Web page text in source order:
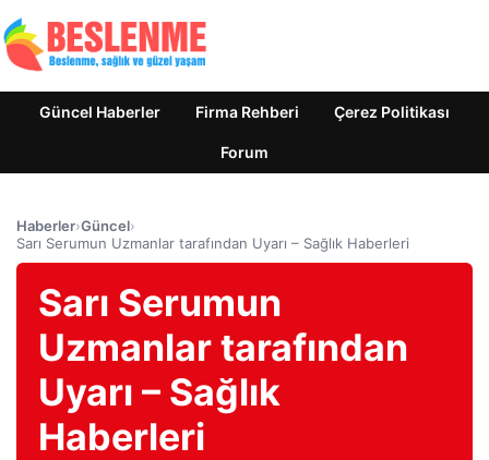
Güncel Haberler Firma Rehberi Çerez Politikası
Forum
Haberler›Güncel›
Sarı Serumun Uzmanlar tarafından Uyarı – Sağlık Haberleri
Sarı Serumun
Uzmanlar tarafından
Uyarı – Sağlık
Haberleri